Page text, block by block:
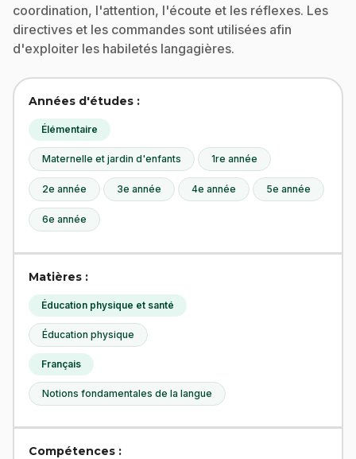
coordination, l'attention, l'écoute et les réflexes. Les
directives et les commandes sont utilisées afin
d'exploiter les habiletés langagières.
Années d'études :
Élémentaire
Maternelle et jardin d'enfants 1re année
2e année 3e année 4e année 5e année
6e année
Matières :
Éducation physique et santé
Éducation physique
Français
Notions fondamentales de la langue
Compétences :